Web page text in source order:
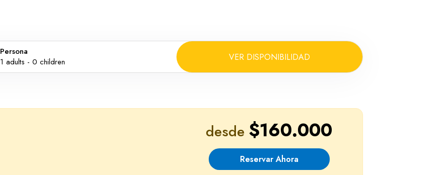
Persona
1 adults -0 children VER DISPONIBILIDAD
desde $160.000
Reservar Ahora